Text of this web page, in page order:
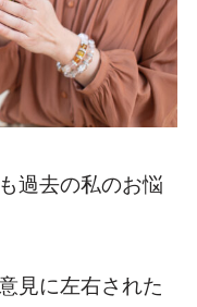
過去の私のお悩
見に左右された